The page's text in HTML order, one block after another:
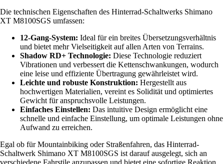
Die technischen Eigenschaften des Hinterrad-Schaltwerks Shimano
XT M8100SGS umfassen:
12-Gang-System: Ideal für ein breites Übersetzungsverhältnis
und bietet mehr Vielseitigkeit auf allen Arten von Terrains.
Shadow RD+ Technologie: Diese Technologie reduziert
Vibrationen und verbessert die Kettenschwankungen, wodurch
eine leise und effiziente Übertragung gewährleistet wird.
Leichte und robuste Konstruktion: Hergestellt aus
hochwertigen Materialien, vereint es Solidität und optimiertes
Gewicht für anspruchsvolle Leistungen.
Einfaches Einstellen: Das intuitive Design ermöglicht eine
schnelle und einfache Einstellung, um optimale Leistungen ohne
Aufwand zu erreichen.
Egal ob für Mountainbiking oder Straßenfahren, das Hinterrad-
Schaltwerk Shimano XT M8100SGS ist darauf ausgelegt, sich an